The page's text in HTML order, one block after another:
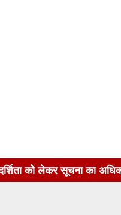
का अधिकार अधिनियम,